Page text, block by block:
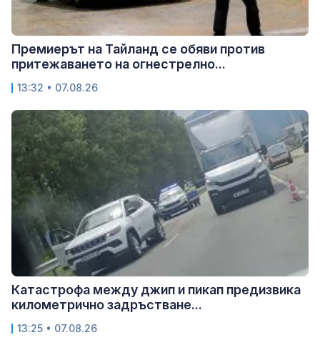
Премиерът на Тайланд се обяви против
притежаването на огнестрелно...
13:32 • 07.08.26
Катастрофа между джип и пикап предизвика
километрично задръстване...
13:25 • 07.08.26